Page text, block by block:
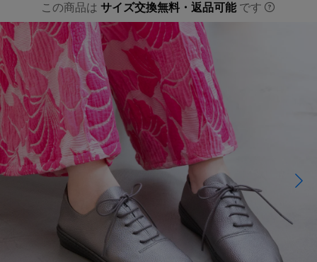
この商品は サイズ交換無料・返品可能 です